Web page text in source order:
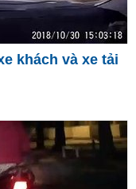
khách và xe tải